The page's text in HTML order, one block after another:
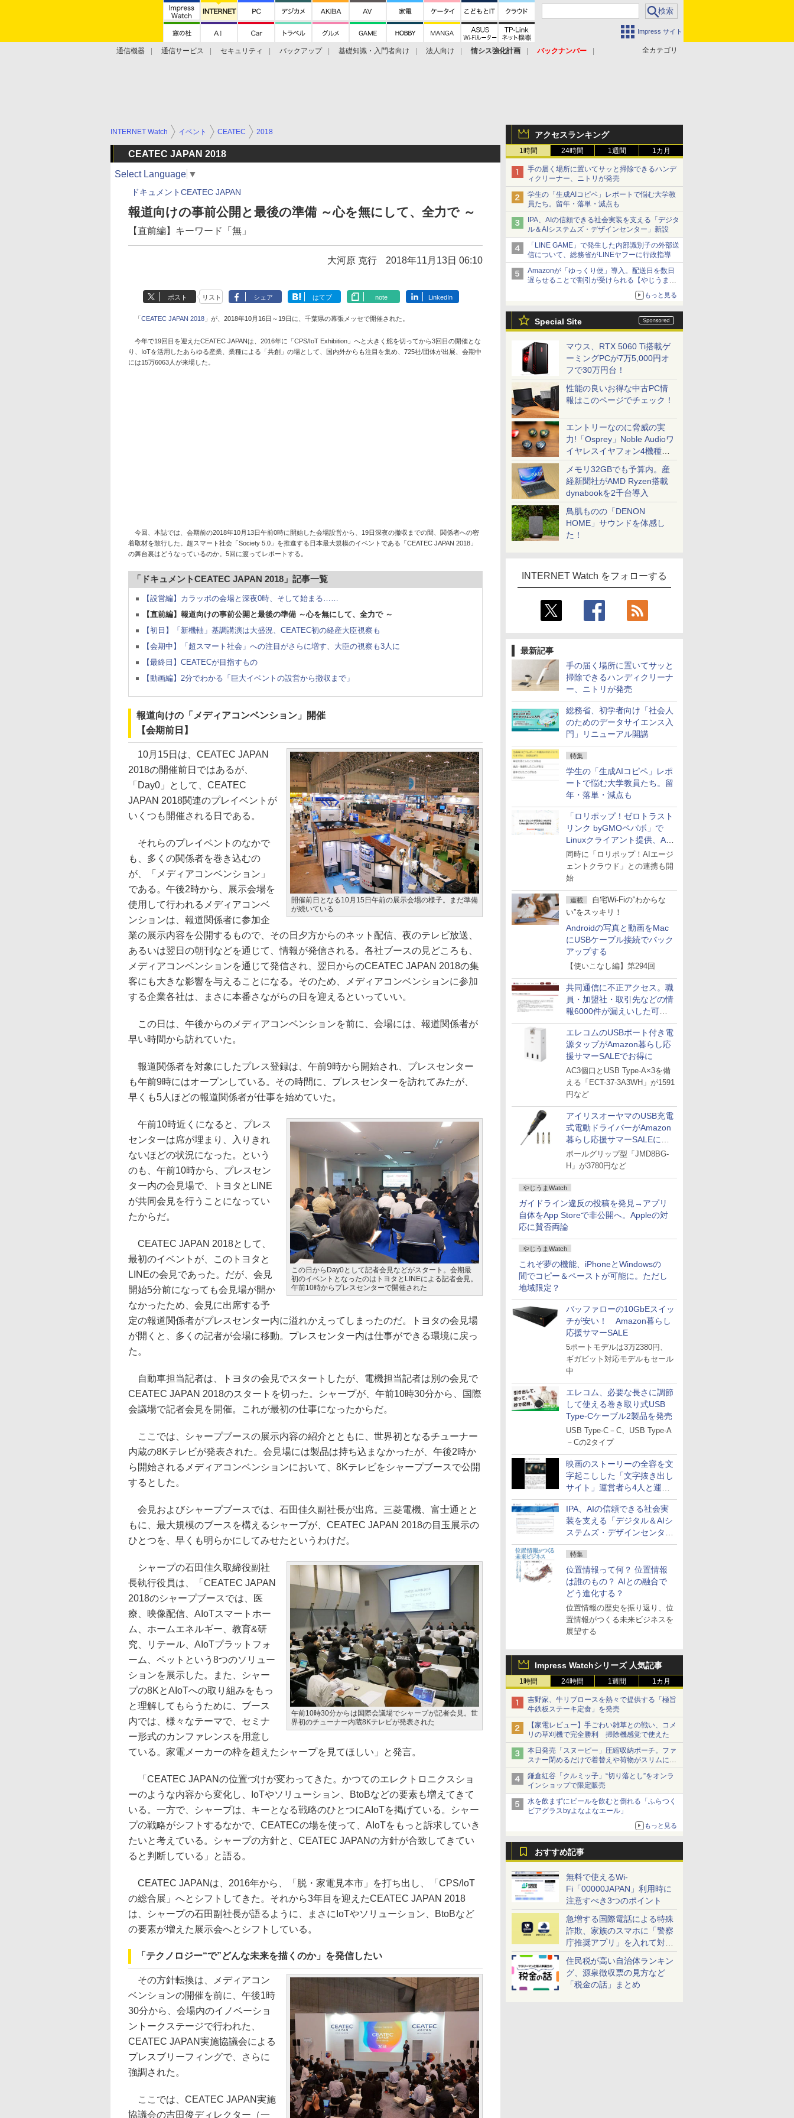
Impress サイト
全カテゴリ
通信機器 通信サービス セキュリティ バックアップ 基礎知識・入門者向け 法人向け 情シス強化計画
バックナンバー
アクセスランキング
1時間 24時間 1週間 1カ月
手の届く場所に置いてサッと掃除できるハンデ
ィクリーナー、ニトリが発売
学生の「生成AIコピペ」レポートで悩む大学教
員たち。留年・落単・減点も
IPA、AIの信頼できる社会実装を支える「デジタ
ル＆AIシステムズ・デザインセンター」新設
「LINE GAME」で発生した内部識別子の外部送
信について、総務省がLINEヤフーに行政指導
Amazonが「ゆっくり便」導入。配送日を数日
遅らせることで割引が受けられる【やじうま
もっと見る
Special Site
マウス、RTX 5060 Ti搭載ゲ
ーミングPCが7万5,000円オ
フで30万円台！
性能の良いお得な中古PC情
報はこのページでチェック！
エントリーなのに脅威の実
力!「Osprey」Noble Audioワ
イヤレスイヤフォン4機種を
一気に聴く
メモリ32GBでも予算内。産
経新聞社がAMD Ryzen搭載
dynabookを2千台導入
鳥肌ものの「DENON
HOME」サウンドを体感し
た！
INTERNET Watch をフォローする
最新記事
手の届く場所に置いてサッと
掃除できるハンディクリーナ
ー、ニトリが発売
総務省、初学者向け「社会人
のためのデータサイエンス入
門」リニューアル開講
特集
学生の「生成AIコピペ」レポ
ートで悩む大学教員たち。留
年・落単・減点も
「ロリポップ！ゼロトラスト
リンク byGMOペパボ」で
Linuxクライアント提供、AI
エージェントの接続が容易に
同時に「ロリポップ！AIエージ
ェントクラウド」との連携も開
始
連載
自宅Wi-Fiの“わからな
い”をスッキリ！
Androidの写真と動画をMac
にUSBケーブル接続でバック
アップする
【使いこなし編】第294回
共同通信に不正アクセス。職
員・加盟社・取引先などの情
報6000件が漏えいした可能
性
エレコムのUSBポート付き電
源タップがAmazon暮らし応
援サマーSALEでお得に
AC3個口とUSB Type-A×3を備
える「ECT-37-3A3WH」が1591
円など
アイリスオーヤマのUSB充電
式電動ドライバーがAmazon
暮らし応援サマーSALEに登
場
ボールグリップ型「JMD8BG-
H」が3780円など
やじうまWatch
ガイドライン違反の投稿を発見→アプリ
自体をApp Storeで非公開へ。Appleの対
応に賛否両論
やじうまWatch
これぞ夢の機能、iPhoneとWindowsの
間でコピー＆ペーストが可能に。ただし
地域限定？
バッファローの10GbEスイッ
チが安い！ Amazon暮らし
応援サマーSALE
5ポートモデルは3万2380円、
ギガビット対応モデルもセール
中
エレコム、必要な長さに調節
して使える巻き取り式USB
Type-Cケーブル2製品を発売
USB Type-C－C、USB Type-A
－Cの2タイプ
映画のストーリーの全容を文
字起こしした「文字抜き出し
サイト」運営者ら4人と運営
法人に有罪判決
IPA、AIの信頼できる社会実
装を支える「デジタル＆AIシ
ステムズ・デザインセンタ
ー」新設
特集
位置情報って何？ 位置情報
は誰のもの？ AIとの融合で
どう進化する？
位置情報の歴史を振り返り、位
置情報がつくる未来ビジネスを
展望する
Impress Watchシリーズ 人気記事
1時間 24時間 1週間 1カ月
吉野家、牛リブロースを熱々で提供する「極旨
牛鉄板ステーキ定食」を発売
【家電レビュー】手ごわい雑草との戦い、コメ
リの草刈機で完全勝利 掃除機感覚で使えた
本日発売「スヌーピー」圧縮収納ポーチ。ファ
スナー閉めるだけで着替えや荷物がスリムにま
とまる
鎌倉紅谷「クルミッ子」“切り落とし”をオンラ
インショップで限定販売
水を飲まずにビールを飲むと倒れる「ふらつく
ビアグラスbyよなよなエール」
もっと見る
おすすめ記事
無料で使えるWi-
Fi「00000JAPAN」利用時に
注意すべき3つのポイント
急増する国際電話による特殊
詐欺、家族のスマホに「警察
庁推奨アプリ」を入れて対策
しよう！
住民税が高い自治体ランキン
グ、源泉徴収票の見方など
「税金の話」まとめ
INTERNET Watch イベント CEATEC 2018
CEATEC JAPAN 2018
Select Language ▼
ドキュメントCEATEC JAPAN
報道向けの事前公開と最後の準備 ～心を無にして、全力で ～
【直前編】キーワード「無」
大河原 克行 2018年11月13日 06:10
ポスト リスト シェア はてブ note LinkedIn
「CEATEC JAPAN 2018 」が、2018年10月16日～19日に、千葉県の幕張メッセで開催された。
今年で19回目を迎えたCEATEC JAPANは、2016年に「CPS/IoT Exhibition」へと大きく舵を切ってから3回目の開催とな
り、IoTを活用したあらゆる産業、業種による「共創」の場として、国内外からも注目を集め、725社/団体が出展、会期中
には15万6063人が来場した。
今回、本誌では、会期前の2018年10月13日午前0時に開始した会場設営から、19日深夜の撤収までの間、関係者への密
着取材を敢行した。超スマート社会「Society 5.0」を推進する日本最大規模のイベントである「CEATEC JAPAN 2018」
の舞台裏はどうなっているのか。5回に渡ってレポートする。
「ドキュメントCEATEC JAPAN 2018」記事一覧
【設営編】カラッポの会場と深夜0時、そして始まる……
【直前編】報道向けの事前公開と最後の準備 ～心を無にして、全力で ～
【初日】「新機軸」基調講演は大盛況、CEATEC初の経産大臣視察も
【会期中】「超スマート社会」への注目がさらに増す、大臣の視察も3人に
【最終日】CEATECが目指すもの
【動画編】2分でわかる「巨大イベントの設営から撤収まで」
報道向けの「メディアコンベンション」開催
【会期前日】
開催前日となる10月15日午前の展示会場の様子。まだ準備
が続いている
10月15日は、CEATEC JAPAN
2018の開催前日ではあるが、
「Day0」として、CEATEC
JAPAN 2018関連のプレイベントが
いくつも開催される日である。
それらのプレイベントのなかで
も、多くの関係者を巻き込むの
が、「メディアコンベンション」
である。午後2時から、展示会場を
使用して行われるメディアコンベ
ンションは、報道関係者に参加企
業の展示内容を公開するもので、その日夕方からのネット配信、夜のテレビ放送、
あるいは翌日の朝刊などを通じて、情報が発信される。各社ブースの見どころも、
メディアコンベンションを通じて発信され、翌日からのCEATEC JAPAN 2018の集
客にも大きな影響を与えることになる。そのため、メディアコンベンションに参加
する企業各社は、まさに本番さながらの日を迎えるといっていい。
この日は、午後からのメディアコンベンションを前に、会場には、報道関係者が
早い時間から訪れていた。
報道関係者を対象にしたプレス登録は、午前9時から開始され、プレスセンター
も午前9時にはオープンしている。その時間に、プレスセンターを訪れてみたが、
早くも5人ほどの報道関係者が仕事を始めていた。
この日からDay0として記者会見などがスタート。会期最
初のイベントとなったのはトヨタとLINEによる記者会見。
午前10時からプレスセンターで開催された
午前10時近くになると、プレス
センターは席が埋まり、入りきれ
ないほどの状況になった。という
のも、午前10時から、プレスセン
ター内の会見場で、トヨタとLINE
が共同会見を行うことになってい
たからだ。
CEATEC JAPAN 2018として、
最初のイベントが、このトヨタと
LINEの会見であった。だが、会見
開始5分前になっても会見場が開か
なかったため、会見に出席する予
定の報道関係者がプレスセンター内に溢れかえってしまったのだ。トヨタの会見場
が開くと、多くの記者が会場に移動。プレスセンター内は仕事ができる環境に戻っ
た。
自動車担当記者は、トヨタの会見でスタートしたが、電機担当記者は別の会見で
CEATEC JAPAN 2018のスタートを切った。シャープが、午前10時30分から、国際
会議場で記者会見を開催。これが最初の仕事になったからだ。
ここでは、シャープブースの展示内容の紹介とともに、世界初となるチューナー
内蔵の8Kテレビが発表された。会見場には製品は持ち込まなかったが、午後2時か
ら開始されるメディアコンベンションにおいて、8Kテレビをシャープブースで公開
するとした。
会見およびシャープブースでは、石田佳久副社長が出席。三菱電機、富士通とと
もに、最大規模のブースを構えるシャープが、CEATEC JAPAN 2018の目玉展示の
ひとつを、早くも明らかにしてみせたというわけだ。
午前10時30分からは国際会議場でシャープが記者会見。世
界初のチューナー内蔵8Kテレビが発表された
シャープの石田佳久取締役副社
長執行役員は、「CEATEC JAPAN
2018のシャープブースでは、医
療、映像配信、AIoTスマートホー
ム、ホームエネルギー、教育&研
究、リテール、AIoTプラットフォ
ーム、ペットという8つのソリュー
ションを展示した。また、シャー
プの8KとAIoTへの取り組みをもっ
と理解してもらうために、ブース
内では、様々なテーマで、セミナ
ー形式のカンファレンスを用意し
ている。家電メーカーの枠を超えたシャープを見てほしい」と発言。
「CEATEC JAPANの位置づけが変わってきた。かつてのエレクトロニクスショ
ーのような内容から変化し、IoTやソリューション、BtoBなどの要素も増えてきて
いる。一方で、シャープは、キーとなる戦略のひとつにAIoTを掲げている。シャー
プの戦略がシフトするなかで、CEATECの場を使って、AIoTをもっと訴求していき
たいと考えている。シャープの方針と、CEATEC JAPANの方針が合致してきてい
ると判断している」と語る。
CEATEC JAPANは、2016年から、「脱・家電見本市」を打ち出し、「CPS/IoT
の総合展」へとシフトしてきた。それから3年目を迎えたCEATEC JAPAN 2018
は、シャープの石田副社長が語るように、まさにIoTやソリューション、BtoBなど
の要素が増えた展示会へとシフトしている。
「テクノロジー“で”どんな未来を描くのか」を発信したい
その方針転換は、メディアコン
ベンションの開催を前に、午後1時
30分から、会場内のイノベーショ
ントークステージで行われた、
CEATEC JAPAN実施協議会による
プレスブリーフィングで、さらに
強調された。
ここでは、CEATEC JAPAN実施
協議会の吉田俊ディレクター（一